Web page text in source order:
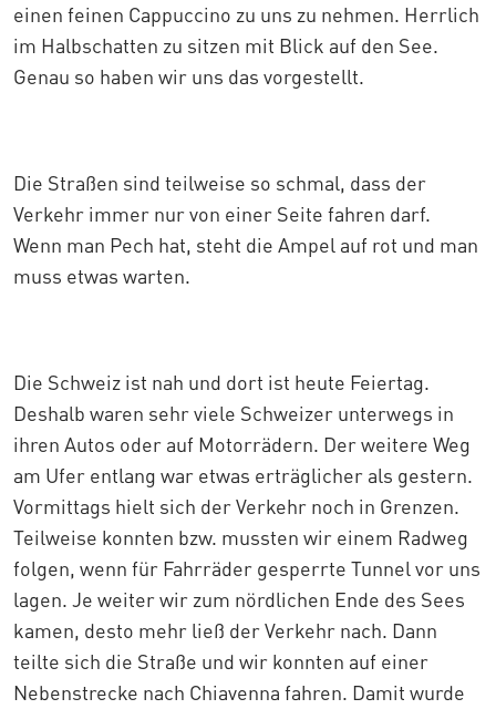
einen feinen Cappuccino zu uns zu nehmen. Herrlich
im Halbschatten zu sitzen mit Blick auf den See.
Genau so haben wir uns das vorgestellt.
Die Straßen sind teilweise so schmal, dass der
Verkehr immer nur von einer Seite fahren darf.
Wenn man Pech hat, steht die Ampel auf rot und man
muss etwas warten.
Die Schweiz ist nah und dort ist heute Feiertag.
Deshalb waren sehr viele Schweizer unterwegs in
ihren Autos oder auf Motorrädern. Der weitere Weg
am Ufer entlang war etwas erträglicher als gestern.
Vormittags hielt sich der Verkehr noch in Grenzen.
Teilweise konnten bzw. mussten wir einem Radweg
folgen, wenn für Fahrräder gesperrte Tunnel vor uns
lagen. Je weiter wir zum nördlichen Ende des Sees
kamen, desto mehr ließ der Verkehr nach. Dann
teilte sich die Straße und wir konnten auf einer
Nebenstrecke nach Chiavenna fahren. Damit wurde